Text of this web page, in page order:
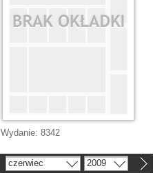
Wydanie: 8342
czerwiec 2009